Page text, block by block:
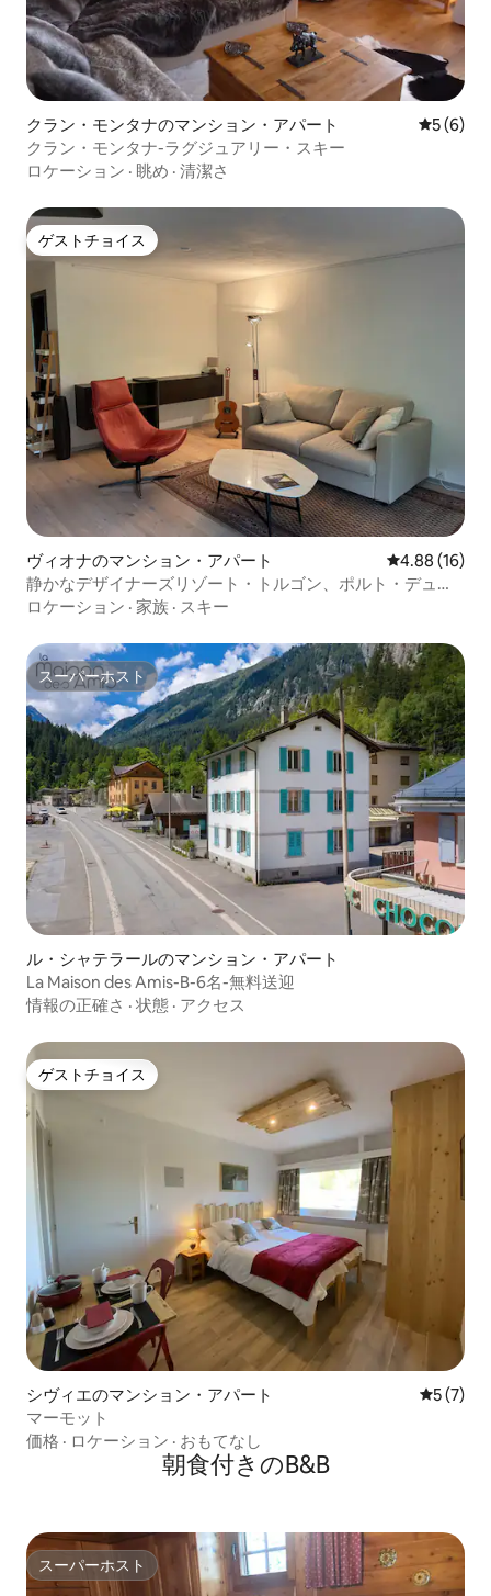
クラン・モンタナのマンション・アパート レビュー
5 (6)
クラン・モンタナ-ラグジュアリー・スキー
ロケーション · 眺め · 清潔さ
ゲストチョイス
ゲストチョイス
ヴィオナのマンション・アパート レビュー16
4.88 (16)
静かなデザイナーズリゾート・トルゴン、ポルト・デュ・
ソレイユ
ロケーション · 家族 · スキー
スーパーホスト
スーパーホスト
ル・シャテラールのマンション・アパート
La Maison des Amis-B-6名-無料送迎
情報の正確さ · 状態 · アクセス
ゲストチョイス
ゲストチョイス
シヴィエのマンション・アパート レビュー
5 (7)
マーモット
価格 · ロケーション · おもてなし
朝食付きのB&B
スーパーホスト
スーパーホスト